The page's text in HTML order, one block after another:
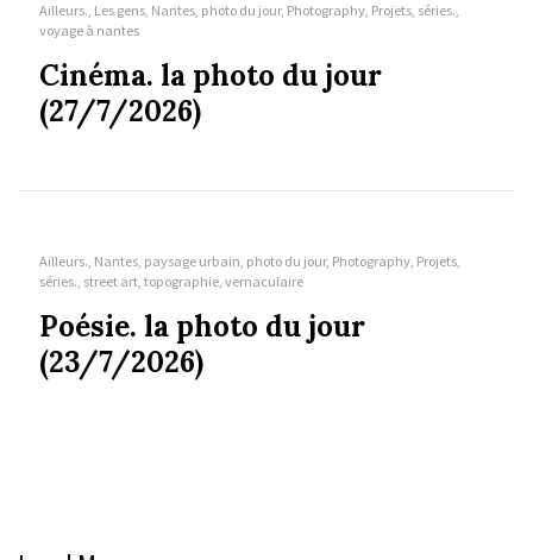
Ailleurs., Les gens, Nantes, photo du jour, Photography, Projets, séries.,
voyage à nantes
Cinéma. la photo du jour
(27/7/2026)
Ailleurs., Nantes, paysage urbain, photo du jour, Photography, Projets,
séries., street art, topographie, vernaculaire
Poésie. la photo du jour
(23/7/2026)